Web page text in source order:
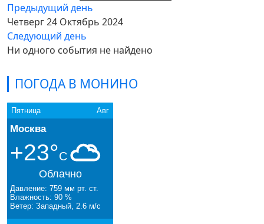
ПОГОДА В МОНИНО
Пятница Авг
Москва
+23°C
Облачно
Давление: 759 мм рт. ст.
Влажность: 90 %
Ветер: Западный, 2.6 м/с
Предыдущий день
Четверг 24 Октябрь 2024
Следующий день
Ни одного события не найдено